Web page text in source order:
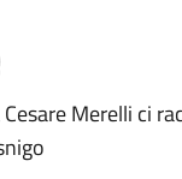
Merelli ci